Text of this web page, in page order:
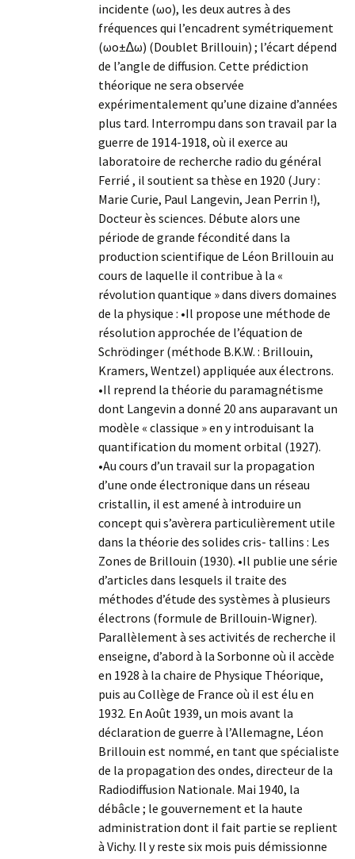
incidente (ωo), les deux autres à des
fréquences qui l’encadrent symétriquement
(ωo±∆ω) (Doublet Brillouin) ; l’écart dépend
de l’angle de diffusion. Cette prédiction
théorique ne sera observée
expérimentalement qu’une dizaine d’années
plus tard. Interrompu dans son travail par la
guerre de 1914-1918, où il exerce au
laboratoire de recherche radio du général
Ferrié , il soutient sa thèse en 1920 (Jury :
Marie Curie, Paul Langevin, Jean Perrin !),
Docteur ès sciences. Débute alors une
période de grande fécondité dans la
production scientifique de Léon Brillouin au
cours de laquelle il contribue à la «
révolution quantique » dans divers domaines
de la physique : •Il propose une méthode de
résolution approchée de l’équation de
Schrödinger (méthode B.K.W. : Brillouin,
Kramers, Wentzel) appliquée aux électrons.
•Il reprend la théorie du paramagnétisme
dont Langevin a donné 20 ans auparavant un
modèle « classique » en y introduisant la
quantification du moment orbital (1927).
•Au cours d’un travail sur la propagation
d’une onde électronique dans un réseau
cristallin, il est amené à introduire un
concept qui s’avèrera particulièrement utile
dans la théorie des solides cris- tallins : Les
Zones de Brillouin (1930). •Il publie une série
d’articles dans lesquels il traite des
méthodes d’étude des systèmes à plusieurs
électrons (formule de Brillouin-Wigner).
Parallèlement à ses activités de recherche il
enseigne, d’abord à la Sorbonne où il accède
en 1928 à la chaire de Physique Théorique,
puis au Collège de France où il est élu en
1932. En Août 1939, un mois avant la
déclaration de guerre à l’Allemagne, Léon
Brillouin est nommé, en tant que spécialiste
de la propagation des ondes, directeur de la
Radiodiffusion Nationale. Mai 1940, la
débâcle ; le gouvernement et la haute
administration dont il fait partie se replient
à Vichy. Il y reste six mois puis démissionne